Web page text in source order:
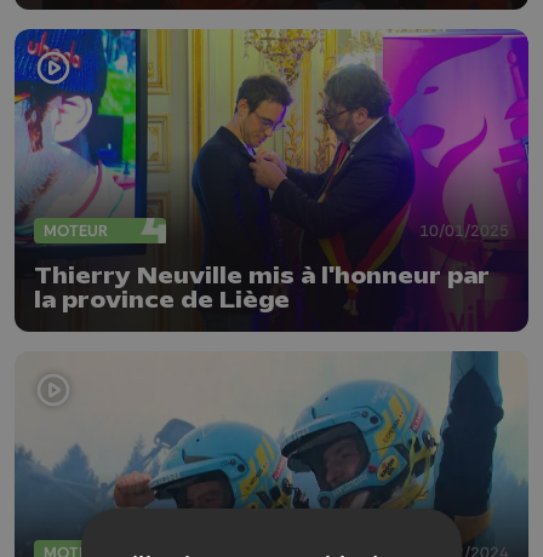
MOTEUR 10/01/2025
Thierry Neuville mis à l'honneur par
la province de Liège
01/12/2024